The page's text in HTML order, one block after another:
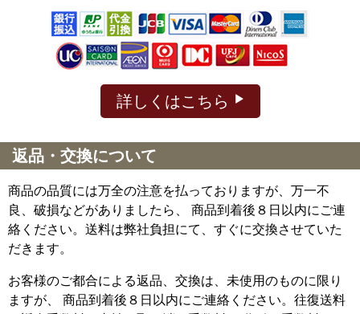
詳しくはこちら
返品・交換について
商品の品質には万全の注意を払っておりますが、万一不
良、破損などがありましたら、 商品到着後８日以内にご連
絡ください。送料は弊社負担にて、すぐに交換させていた
だきます。
お客様のご都合による返品、交換は、未使用のものに限り
ますが、
商品到着後８日以内にご連絡ください。往復送料